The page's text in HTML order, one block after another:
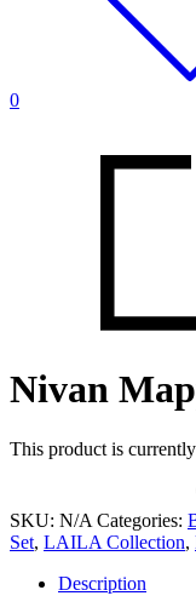
0
Nivan
This product is
SKU: N/A Categories:
Set, LAILA Collection,
Description